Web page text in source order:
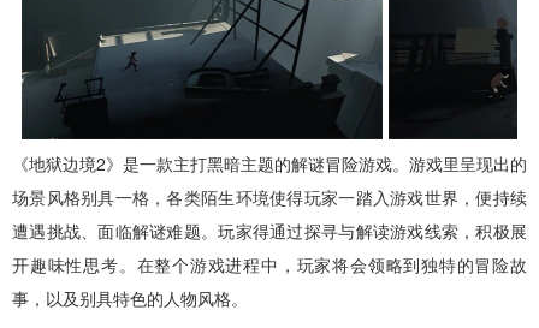
《地狱边境2》是一款主打黑暗主题的解谜冒险游戏。游戏里呈现出的
场景风格别具一格，各类陌生环境使得玩家一踏入游戏世界，便持续
遭遇挑战、面临解谜难题。玩家得通过探寻与解读游戏线索，积极展
开趣味性思考。在整个游戏进程中，玩家将会领略到独特的冒险故
事，以及别具特色的人物风格。